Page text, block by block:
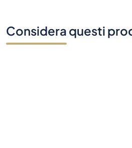
Considera questi